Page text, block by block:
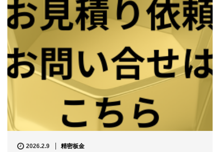
2026.2.9 精密板金